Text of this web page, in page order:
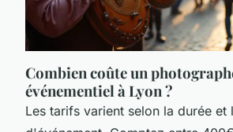
Combien coûte un
événementiel à Lyon ?
Les tarifs varient selon la durée et